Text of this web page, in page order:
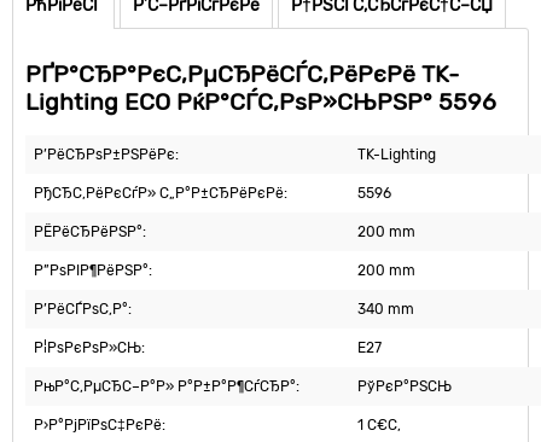
РћРїРёСЃ Р’С–РґРіСѓРєРё Р†РЅСЃС‚СЂСѓРєС†С–СЏ
РҐР°СЂР°РєС‚РµСЂРёСЃС‚РёРєРё TK-
Lighting ECO РќР°СЃС‚РѕР»СЊРЅР° 5596
Р’РёСЂРѕР±РЅРёРє: TK-Lighting
РђСЂС‚РёРєСѓР» С„Р°Р±СЂРёРєРё: 5596
РЁРёСЂРёРЅР°: 200 mm
Р”РѕРІР¶РёРЅР°: 200 mm
Р’РёСЃРѕС‚Р°: 340 mm
Р¦РѕРєРѕР»СЊ: E27
РњР°С‚РµСЂС–Р°Р» Р°Р±Р°Р¶СѓСЂР°: РўРєР°РЅСЊ
Р›Р°РјРїРѕС‡РєРё: 1 С€С‚